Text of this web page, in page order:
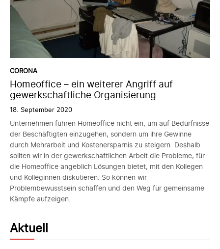
CORONA
Homeoffice – ein weiterer Angriff auf
gewerkschaftliche Organisierung
18. September 2020
Unternehmen führen Homeoffice nicht ein, um auf Bedürfnisse
der Beschäftigten einzugehen, sondern um ihre Gewinne
durch Mehrarbeit und Kostenersparnis zu steigern. Deshalb
sollten wir in der gewerkschaftlichen Arbeit die Probleme, für
die Homeoffice angeblich Lösungen bietet, mit den Kollegen
und Kolleginnen diskutieren. So können wir
Problembewusstsein schaffen und den Weg für gemeinsame
Kämpfe aufzeigen.
Aktuell